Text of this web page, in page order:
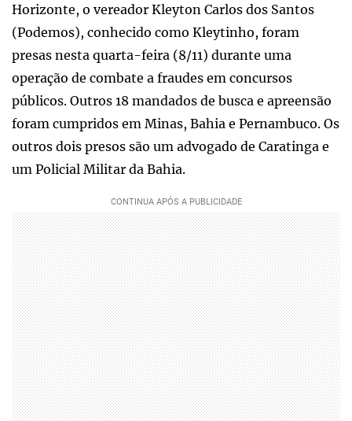
Horizonte, o vereador Kleyton Carlos dos Santos
(Podemos), conhecido como Kleytinho, foram
presas nesta quarta-feira (8/11) durante uma
operação de combate a fraudes em concursos
públicos. Outros 18 mandados de busca e apreensão
foram cumpridos em Minas, Bahia e Pernambuco. Os
outros dois presos são um advogado de Caratinga e
um Policial Militar da Bahia.